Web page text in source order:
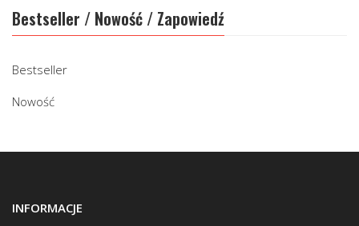
Bestseller / Nowość / Zapowiedź
Bestseller
Nowość
INFORMACJE